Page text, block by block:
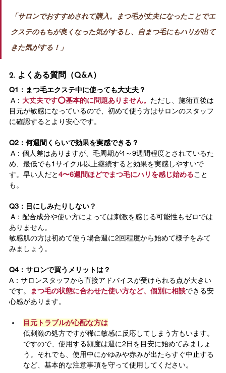
「サロンでおすすめされて購入。まつ毛が丈夫になったことでエ
クステのもちが良くなった気がするし、自まつ毛にもハリが出て
きた気がする！」
2. よくある質問（Q&A）
Q1：まつ毛エクステ中に使っても大丈夫？
A： 大丈夫です⭕️基本的に問題ありません。 ただし、施術直後は
目元が敏感になっているので、初めて使う方はサロンのスタッフ
に確認するとより安心です。
Q2：何週間くらいで効果を実感できる？
A：個人差はありますが、毛周期が4～9週間程度とされているた
め、最低でも1サイクル以上継続すると効果を実感しやすいで
す。早い人だと4〜6週間ほどでまつ毛にハリを感じ始めること
も。
Q3：目にしみたりしない？
A：配合成分や使い方によっては刺激を感じる可能性もゼロでは
ありません。
敏感肌の方は初めて使う場合週に2回程度から始めて様子をみて
みましょう。
Q4：サロンで買うメリットは？
A：サロンスタッフから直接アドバイスが受けられる点が大きい
です。
まつ毛の状態に合わせた使い方など、個別に相談できる安
心感があります。
目元トラブルが心配な方は
低刺激の処方ですが稀に敏感に反応してしまう方もいます。
ですので、使用する頻度は週に2日を目安に始めてみましょ
う。それでも、使用中にかゆみや赤みが出たらすぐ中止する
など、基本的な注意事項を守って使用してください。